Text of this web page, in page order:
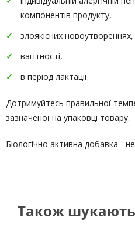
компонентів продукту,
злоякісних новоутвореннях,
вагітності,
в період лактації.
Дотримуйтесь правильної
зазначеної на упаковці товару.
Біологічно активна добавка -
Також шукають